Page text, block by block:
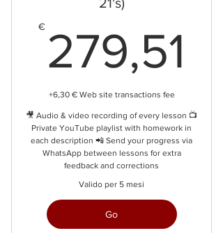
€ 279,51
+6,30 € Web site transactions fee
🎥 Audio & video recording of every lesson 📺
Private YouTube playlist with homework in
each description 📲 Send your progress via
WhatsApp between lessons for extra
feedback and corrections
Valido per 5 mesi
Go